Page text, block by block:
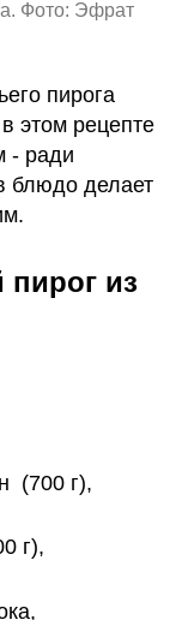
Фото: Эфрат
пирога
этом рецепте
- ради
блюдо делает
из
(700 г),
г),